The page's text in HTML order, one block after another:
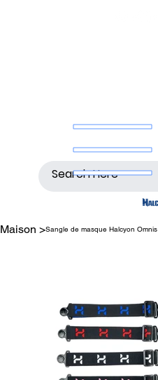
Maison >Sangle de masque Halcyon Omnis